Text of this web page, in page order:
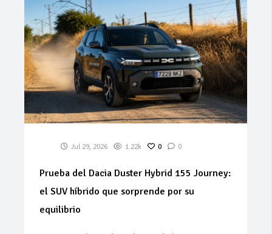
Jul 29, 2026 1.22k 0 0
Prueba del Dacia Duster Hybrid 155 Journey:
el SUV híbrido que sorprende por su
equilibrio